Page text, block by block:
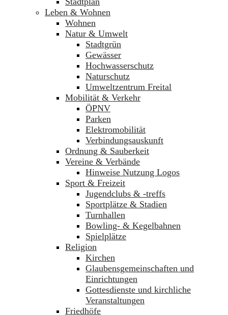
Leben & Wohnen
Wohnen
Natur & Umwelt
Stadtgrün
Gewässer
Hochwasserschutz
Naturschutz
Umweltzentrum Freital
Mobilität & Verkehr
ÖPNV
Parken
Elektromobilität
Verbindungsauskunft
Ordnung & Sauberkeit
Vereine & Verbände
Hinweise Nutzung Logos
Sport & Freizeit
Jugendclubs & -treffs
Sportplätze & Stadien
Turnhallen
Bowling- & Kegelbahnen
Spielplätze
Religion
Kirchen
Glaubensgemeinschaften und
Einrichtungen
Gottesdienste und kirchliche
Veranstaltungen
Friedhöfe